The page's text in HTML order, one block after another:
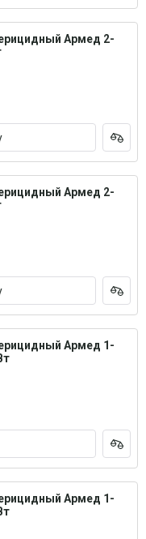
Армед 2-
Армед 2-
Армед 1-
Армед 1-